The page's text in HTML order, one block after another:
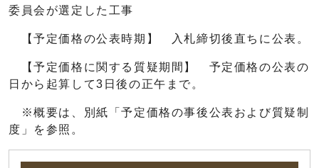
委員会が選定した工事
【予定価格の公表時期】 入札締切後直ちに公表。
【予定価格に関する質疑期間】 予定価格の公表の
日から起算して3日後の正午まで。
※概要は、別紙「予定価格の事後公表および質疑制
度」を参照。